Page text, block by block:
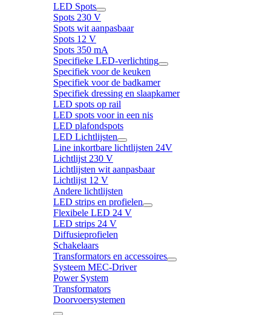
LED Spots
Spots 230 V
Spots wit aanpasbaar
Spots 12 V
Spots 350 mA
Specifieke LED-verlichting
Specifiek voor de keuken
Specifiek voor de badkamer
Specifiek dressing en slaapkamer
LED spots op rail
LED spots voor in een nis
LED plafondspots
LED Lichtlijsten
Line inkortbare lichtlijsten 24V
Lichtlijst 230 V
Lichtlijsten wit aanpasbaar
Lichtlijst 12 V
Andere lichtlijsten
LED strips en profielen
Flexibele LED 24 V
LED strips 24 V
Diffusieprofielen
Schakelaars
Transformators en accessoires
Systeem MEC-Driver
Power System
Transformators
Doorvoersystemen